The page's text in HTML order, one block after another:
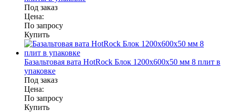
Под заказ
Цена:
По запросу
Купить
Базальтовая вата HotRock Блок 1200x600x50 мм 8 плит в
упаковке
Под заказ
Цена:
По запросу
Купить